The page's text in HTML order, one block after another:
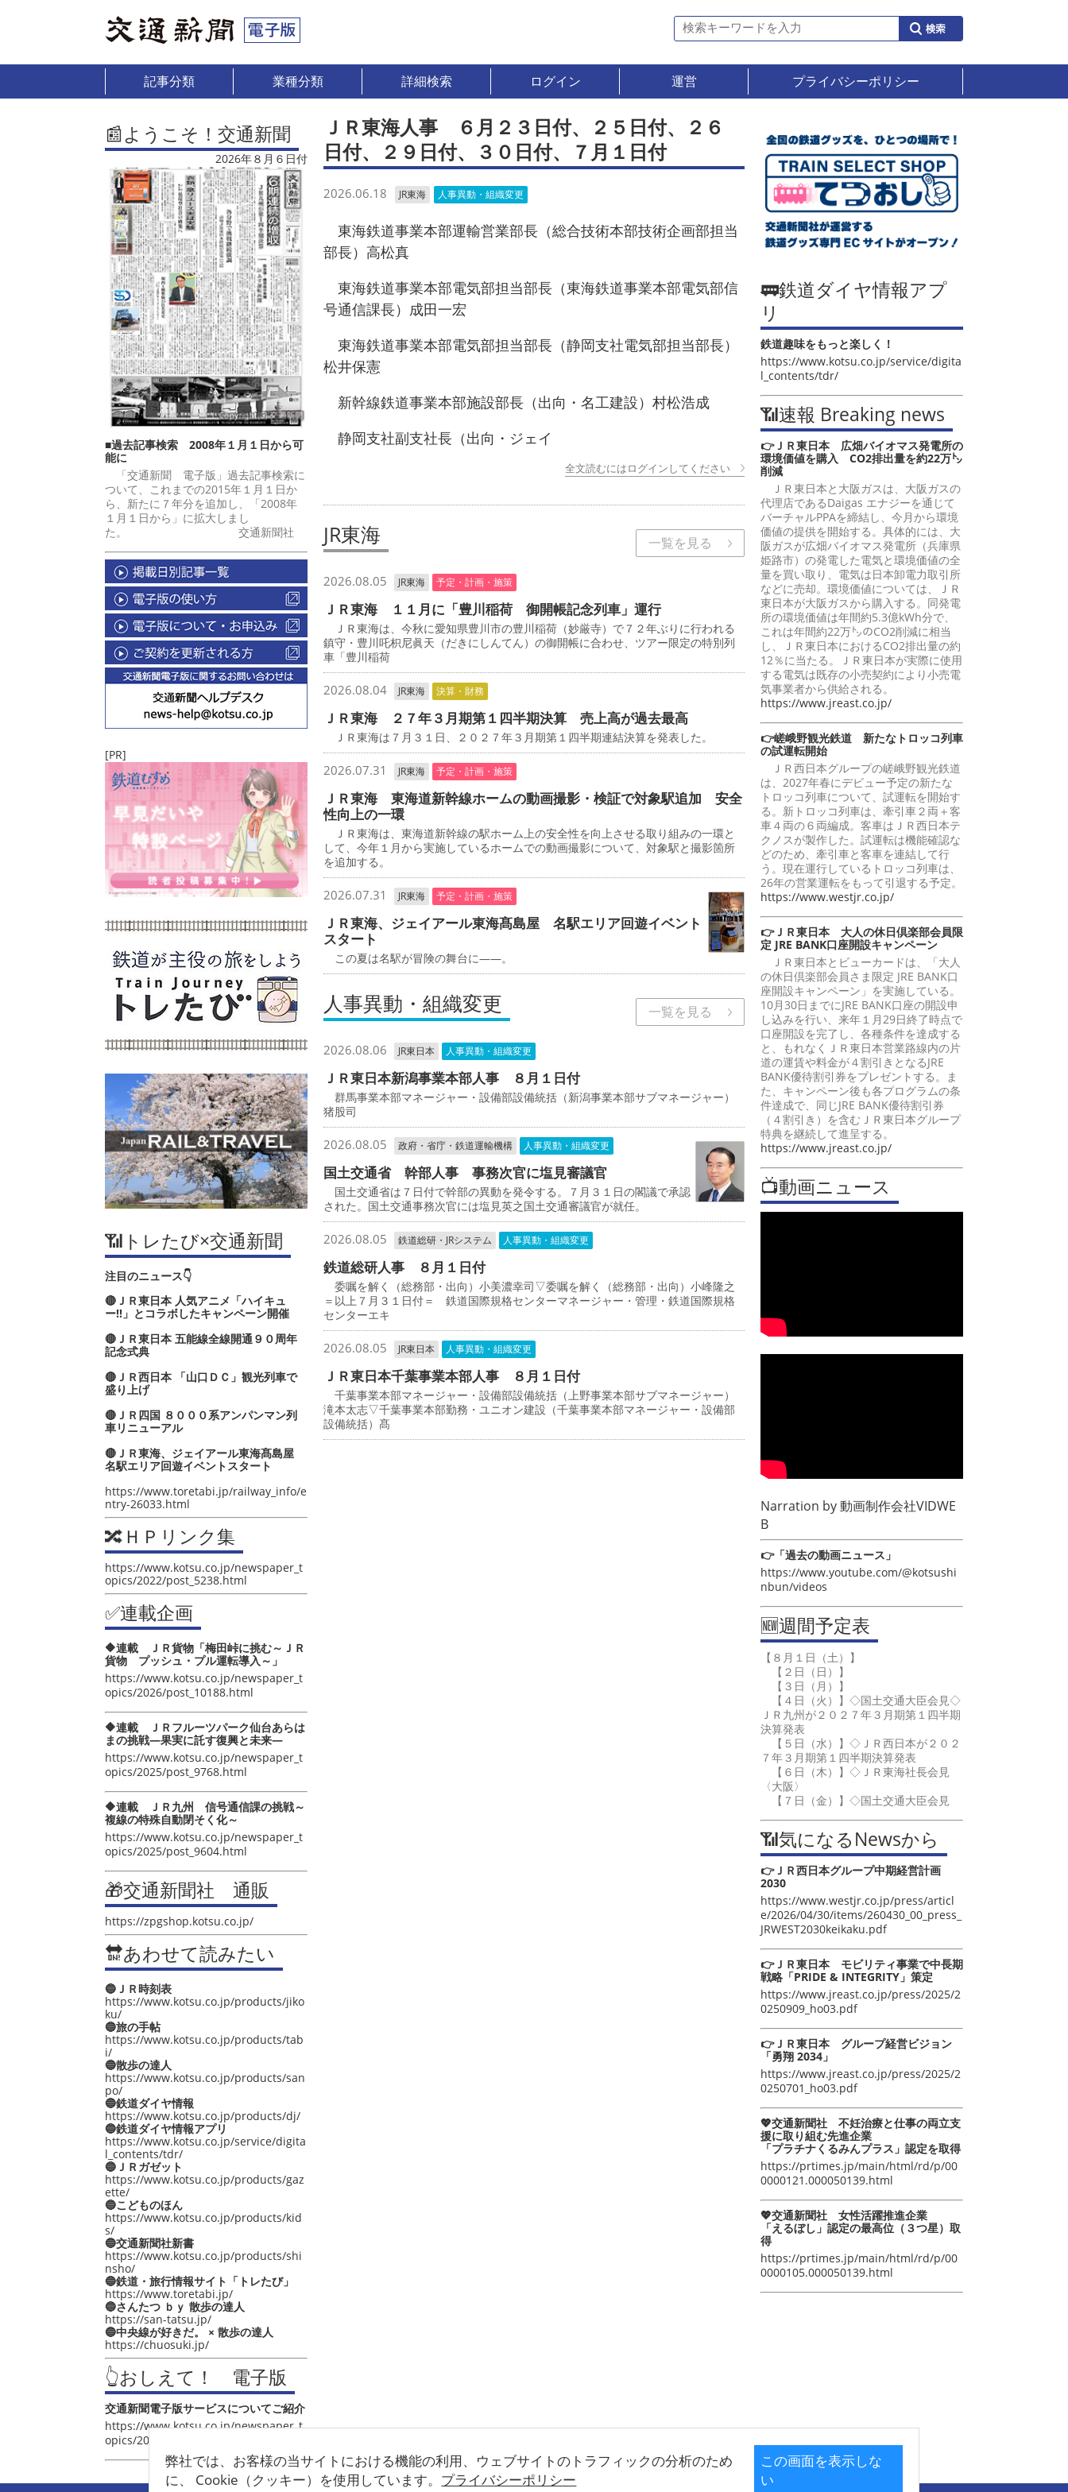
記事分類 業種分類 詳細検索 ログイン 運営 プライバシーポリシー
弊社では、お客様の当サイトにおける機能の利用、ウェブサイトのトラフィックの分析のため
に、 Cookie（クッキー）を使用しています。 プライバシーポリシー
この画面を表示しな
い
📰ようこそ！交通新聞
2026年８月６日付
■過去記事検索 2008年１月１日から可
能に
「交通新聞 電子版」過去記事検索に
ついて、これまでの2015年１月１日か
ら、新たに７年分を追加し、「2008年
１月１日から」に拡大しまし
た。 交通新聞社
[PR]
📶トレたび×交通新聞
注目のニュース👇
🔴ＪＲ東日本 人気アニメ「ハイキュ
ー‼」とコラボしたキャンペーン開催
🔴ＪＲ東日本 五能線全線開通９０周年
記念式典
🔴ＪＲ西日本 「山口ＤＣ」観光列車で
盛り上げ
🔴ＪＲ四国 ８０００系アンパンマン列
車リニューアル
🔴ＪＲ東海、ジェイアール東海髙島屋
名駅エリア回遊イベントスタート
https://www.toretabi.jp/railway_info/e
ntry-26033.html
🔀ＨＰリンク集
https://www.kotsu.co.jp/newspaper_t
opics/2022/post_5238.html
✅連載企画
🔶連載 ＪＲ貨物「梅田峠に挑む～ＪＲ
貨物 プッシュ・プル運転導入～」
https://www.kotsu.co.jp/newspaper_t
opics/2026/post_10188.html
🔶連載 ＪＲフルーツパーク仙台あらは
まの挑戦―果実に託す復興と未来―
https://www.kotsu.co.jp/newspaper_t
opics/2025/post_9768.html
🔶連載 ＪＲ九州 信号通信課の挑戦～
複線の特殊自動閉そく化～
https://www.kotsu.co.jp/newspaper_t
opics/2025/post_9604.html
🎁交通新聞社 通販
https://zpgshop.kotsu.co.jp/
🔛あわせて読みたい
🔵ＪＲ時刻表
https://www.kotsu.co.jp/products/jiko
ku/
🔵旅の手帖
https://www.kotsu.co.jp/products/tab
i/
🔵散歩の達人
https://www.kotsu.co.jp/products/san
po/
🔵鉄道ダイヤ情報
https://www.kotsu.co.jp/products/dj/
🔵鉄道ダイヤ情報アプリ
https://www.kotsu.co.jp/service/digita
l_contents/tdr/
🔵ＪＲガゼット
https://www.kotsu.co.jp/products/gaz
ette/
🔵こどものほん
https://www.kotsu.co.jp/products/kid
s/
🔵交通新聞社新書
https://www.kotsu.co.jp/products/shi
nsho/
🔵鉄道・旅行情報サイト「トレたび」
https://www.toretabi.jp/
🔵さんたつ ｂｙ 散歩の達人
https://san-tatsu.jp/
🔵中央線が好きだ。 × 散歩の達人
https://chuosuki.jp/
👆おしえて！ 電子版
交通新聞電子版サービスについてご紹介
https://www.kotsu.co.jp/newspaper_t
opics/2021/post_4048.html
ＪＲ東海人事 ６月２３日付、２５日付、２６
日付、２９日付、３０日付、７月１日付
2026.06.18 JR東海 人事異動・組織変更
東海鉄道事業本部運輸営業部長（総合技術本部技術企画部担当
部長）高松真
東海鉄道事業本部電気部担当部長（東海鉄道事業本部電気部信
号通信課長）成田一宏
東海鉄道事業本部電気部担当部長（静岡支社電気部担当部長）
松井保憲
新幹線鉄道事業本部施設部長（出向・名工建設）村松浩成
静岡支社副支社長（出向・ジェイ
全文読むにはログインしてください
JR東海 一覧を見る
2026.08.05 JR東海 予定・計画・施策
ＪＲ東海 １１月に「豊川稲荷 御開帳記念列車」運行
ＪＲ東海は、今秋に愛知県豊川市の豊川稲荷（妙厳寺）で７２年ぶりに行われる
鎮守・豊川吒枳尼眞天（だきにしんてん）の御開帳に合わせ、ツアー限定の特別列
車「豊川稲荷
2026.08.04 JR東海 決算・財務
ＪＲ東海 ２７年３月期第１四半期決算 売上高が過去最高
ＪＲ東海は７月３１日、２０２７年３月期第１四半期連結決算を発表した。
2026.07.31 JR東海 予定・計画・施策
ＪＲ東海 東海道新幹線ホームの動画撮影・検証で対象駅追加 安全
性向上の一環
ＪＲ東海は、東海道新幹線の駅ホーム上の安全性を向上させる取り組みの一環と
して、今年１月から実施しているホームでの動画撮影について、対象駅と撮影箇所
を追加する。
2026.07.31 JR東海 予定・計画・施策
ＪＲ東海、ジェイアール東海髙島屋 名駅エリア回遊イベント
スタート
この夏は名駅が冒険の舞台に――。
人事異動・組織変更 一覧を見る
2026.08.06 JR東日本 人事異動・組織変更
ＪＲ東日本新潟事業本部人事 ８月１日付
群馬事業本部マネージャー・設備部設備統括（新潟事業本部サブマネージャー）
猪股司
2026.08.05 政府・省庁・鉄道運輸機構 人事異動・組織変更
国土交通省 幹部人事 事務次官に塩見審議官
国土交通省は７日付で幹部の異動を発令する。７月３１日の閣議で承認
された。国土交通事務次官には塩見英之国土交通審議官が就任。
2026.08.05 鉄道総研・JRシステム 人事異動・組織変更
鉄道総研人事 ８月１日付
委嘱を解く（総務部・出向）小美濃幸司▽委嘱を解く（総務部・出向）小峰隆之
＝以上７月３１日付＝ 鉄道国際規格センターマネージャー・管理・鉄道国際規格
センターエキ
2026.08.05 JR東日本 人事異動・組織変更
ＪＲ東日本千葉事業本部人事 ８月１日付
千葉事業本部マネージャー・設備部設備統括（上野事業本部サブマネージャー）
滝本太志▽千葉事業本部勤務・ユニオン建設（千葉事業本部マネージャー・設備部
設備統括）髙
🚃鉄道ダイヤ情報アプ
リ
鉄道趣味をもっと楽しく！
https://www.kotsu.co.jp/service/digita
l_contents/tdr/
📶速報 Breaking news
👉ＪＲ東日本 広畑バイオマス発電所の
環境価値を購入 CO2排出量を約22万㌧
削減
ＪＲ東日本と大阪ガスは、大阪ガスの
代理店であるDaigas エナジーを通じて
バーチャルPPAを締結し、今月から環境
価値の提供を開始する。具体的には、大
阪ガスが広畑バイオマス発電所（兵庫県
姫路市）の発電した電気と環境価値の全
量を買い取り、電気は日本卸電力取引所
などに売却。環境価値については、ＪＲ
東日本が大阪ガスから購入する。同発電
所の環境価値は年間約5.3億kWh分で、
これは年間約22万㌧のCO2削減に相当
し、ＪＲ東日本におけるCO2排出量の約
12％に当たる。ＪＲ東日本が実際に使用
する電気は既存の小売契約により小売電
気事業者から供給される。
https://www.jreast.co.jp/
👉嵯峨野観光鉄道 新たなトロッコ列車
の試運転開始
ＪＲ西日本グループの嵯峨野観光鉄道
は、2027年春にデビュー予定の新たな
トロッコ列車について、試運転を開始す
る。新トロッコ列車は、牽引車２両＋客
車４両の６両編成。客車はＪＲ西日本テ
クノスが製作した。試運転は機能確認な
どのため、牽引車と客車を連結して行
う。現在運行しているトロッコ列車は、
26年の営業運転をもって引退する予定。
https://www.westjr.co.jp/
👉ＪＲ東日本 大人の休日倶楽部会員限
定 JRE BANK口座開設キャンペーン
ＪＲ東日本とビューカードは、「大人
の休日倶楽部会員さま限定 JRE BANK口
座開設キャンペーン」を実施している。
10月30日までにJRE BANK口座の開設申
し込みを行い、来年１月29日終了時点で
口座開設を完了し、各種条件を達成する
と、もれなくＪＲ東日本営業路線内の片
道の運賃や料金が４割引きとなるJRE
BANK優待割引券をプレゼントする。ま
た、キャンペーン後も各プログラムの条
件達成で、同じJRE BANK優待割引券
（４割引き）を含むＪＲ東日本グループ
特典を継続して進呈する。
https://www.jreast.co.jp/
📺動画ニュース
Narration by動画制作会社VIDWE
B
👉「過去の動画ニュース」
https://www.youtube.com/@kotsushi
nbun/videos
🆕週間予定表
【８月１日（土）】
【２日（日）】
【３日（月）】
【４日（火）】◇国土交通大臣会見◇
ＪＲ九州が２０２７年３月期第１四半期
決算発表
【５日（水）】◇ＪＲ西日本が２０２
７年３月期第１四半期決算発表
【６日（木）】◇ＪＲ東海社長会見
〈大阪〉
【７日（金）】◇国土交通大臣会見
📶気になるNewsから
👉ＪＲ西日本グループ中期経営計画
2030
https://www.westjr.co.jp/press/articl
e/2026/04/30/items/260430_00_press_
JRWEST2030keikaku.pdf
👉ＪＲ東日本 モビリティ事業で中長期
戦略「PRIDE & INTEGRITY」策定
https://www.jreast.co.jp/press/2025/2
0250909_ho03.pdf
👉ＪＲ東日本 グループ経営ビジョン
「勇翔 2034」
https://www.jreast.co.jp/press/2025/2
0250701_ho03.pdf
💖交通新聞社 不妊治療と仕事の両立支
援に取り組む先進企業
「プラチナくるみんプラス」認定を取得
https://prtimes.jp/main/html/rd/p/00
0000121.000050139.html
💖交通新聞社 女性活躍推進企業
「えるぼし」認定の最高位（３つ星）取
得
https://prtimes.jp/main/html/rd/p/00
0000105.000050139.html